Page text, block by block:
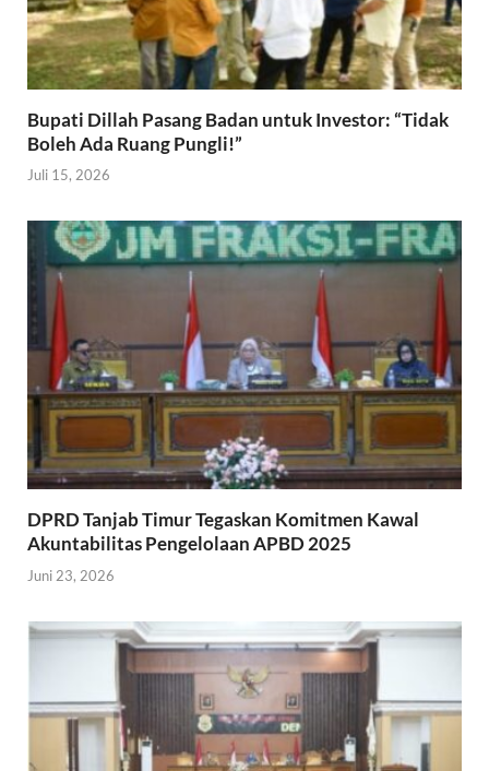
Bupati Dillah Pasang Badan untuk Investor: “Tidak
Boleh Ada Ruang Pungli!”
Juli 15, 2026
DPRD Tanjab Timur Tegaskan Komitmen Kawal
Akuntabilitas Pengelolaan APBD 2025
Juni 23, 2026